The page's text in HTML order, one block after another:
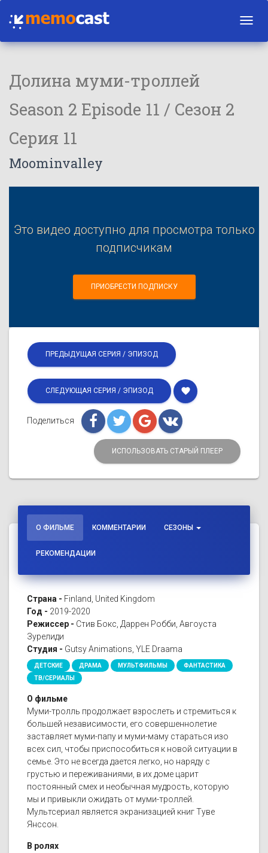
Долина муми-троллей
Season 2 Episode 11 / Сезон 2
Серия 11
Moominvalley
Это видео доступно для просмотра только
подписчикам
ПРИОБРЕСТИ ПОДПИСКУ
ПРЕДЫДУЩАЯ СЕРИЯ / ЭПИЗОД
СЛЕДУЮЩАЯ СЕРИЯ / ЭПИЗОД favorite
Поделиться
ИСПОЛЬЗОВАТЬ СТАРЫЙ ПЛЕЕР
О ФИЛЬМЕ КОММЕНТАРИИ СЕЗОНЫ
РЕКОМЕНДАЦИИ
Страна - Finland, United Kingdom
Год - 2019-2020
Режиссер - Стив Бокс, Даррен Робби, Авгоуста
Зурелиди
Студия - Gutsy Animations, YLE Draama
ДЕТСКИЕ ДРАМА МУЛЬТФИЛЬМЫ
ФАНТАСТИКА
ТВ/СЕРИАЛЫ
О фильме
Муми-тролль продолжает взрослеть и стремиться к
большей независимости, его совершеннолетие
заставляет муми-папу и муми-маму стараться изо
всех сил, чтобы приспособиться к новой ситуации в
семье. Это не всегда дается легко, но наряду с
грустью и переживаниями, в их доме царит
постоянный смех и необычная мудрость, которую
мы и привыкли ожидать от муми-троллей.
Мультсериал является экранизацией книг Туве
Янссон.
В ролях